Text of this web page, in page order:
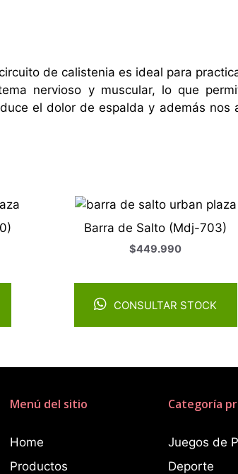
de calistenia es ideal para
nervioso y muscular, lo que
el dolor de espalda y además
Barra de Salto (Mdj-703)
$449.990
CONSULTAR STOCK
Menú del sitio
Home
Productos
Categoría
Juegos de
Deporte